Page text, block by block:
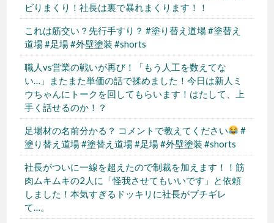
ビりまくり！社長は裏で暴れまくります！！
これは筋交い？先行手すり？ #塗り替え道場 #塗替え
道場 #足場 #外壁塗装 #shorts
職人vs営業の戦いが再び！「もう人工を数えてな
い…」またまた単価の話で揉めました！今日は新人ミ
ウちゃんにトークを回してもらいます！はたして、上
手く話せるのか！？
足場材の名前分かる？ コメントで教えてください
#
塗り替え道場 #塗替え道場 #足場 #外壁塗装 #shorts
社長がついに一線を超えたので制裁を加えます！！筋
肉ムキムキの2人に「怪我させてもいいです」と依頼
しました！本気すぎるドッキリに社長がブチギレ
て…。